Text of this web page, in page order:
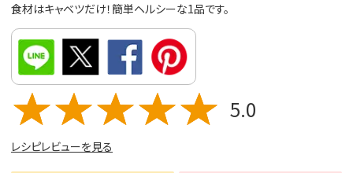
食材はキャベツだけ！簡単ヘルシーな1品です。
5.0
レシピレビューを見る